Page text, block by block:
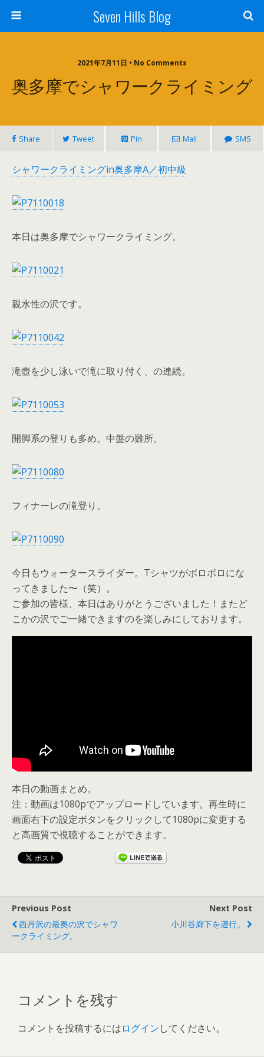
Seven Hills Blog
2021年7月11日 • No Comments
奥多摩でシャワークライミング
Share Tweet Pin Mail SMS
シャワークライミングin奥多摩A／初中級
本日は奥多摩でシャワークライミング。
親水性の沢です。
滝壺を少し泳いで滝に取り付く、の連続。
開脚系の登りも多め。中盤の難所。
フィナーレの滝登り。
今日もウォータースライダー。Tシャツがボロボロにな
ってきました〜（笑）。
ご参加の皆様、本日はありがとうございました！またど
こかの沢でご一緒できますのを楽しみにしております。
本日の動画まとめ。
注：動画は1080pでアップロードしています。再生時に
画面右下の設定ボタンをクリックして1080pに変更する
と高画質で視聴することができます。
Previous Post
西丹沢の最奥の沢でシャワ
ークライミング。
Next Post
小川谷廊下を遡行。
コメントを残す
コメントを投稿するにはログインしてください。